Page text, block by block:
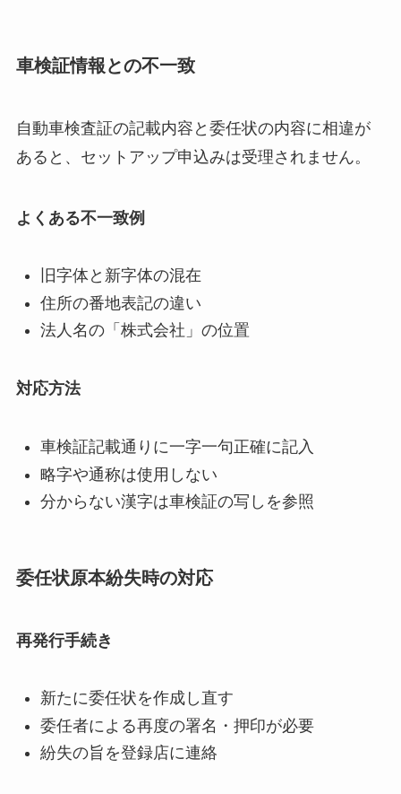
車検証情報との不一致
自動車検査証の記載内容と委任状の内容に相違が
あると、セットアップ申込みは受理されません。
よくある不一致例
旧字体と新字体の混在
住所の番地表記の違い
法人名の「株式会社」の位置
対応方法
車検証記載通りに一字一句正確に記入
略字や通称は使用しない
分からない漢字は車検証の写しを参照
委任状原本紛失時の対応
再発行手続き
新たに委任状を作成し直す
委任者による再度の署名・押印が必要
紛失の旨を登録店に連絡